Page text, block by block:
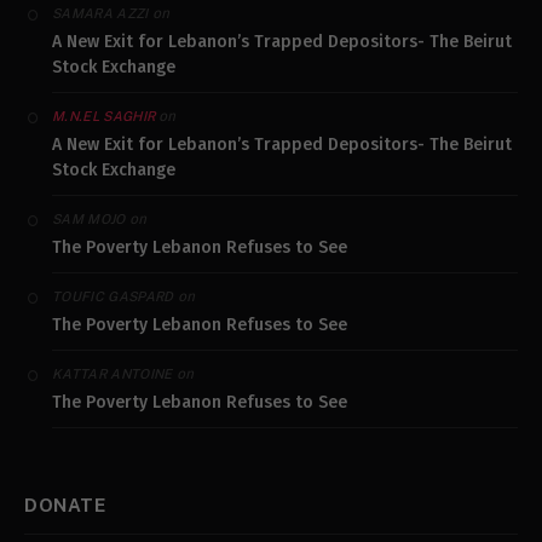
SAMARA AZZIon
A New Exit for Lebanon’s Trapped Depositors- The Beirut
Stock Exchange
M.N.EL SAGHIRon
A New Exit for Lebanon’s Trapped Depositors- The Beirut
Stock Exchange
SAM MOJO on
The Poverty Lebanon Refuses to See
TOUFIC GASPARD on
The Poverty Lebanon Refuses to See
KATTAR ANTOINEon
The Poverty Lebanon Refuses to See
DONATE